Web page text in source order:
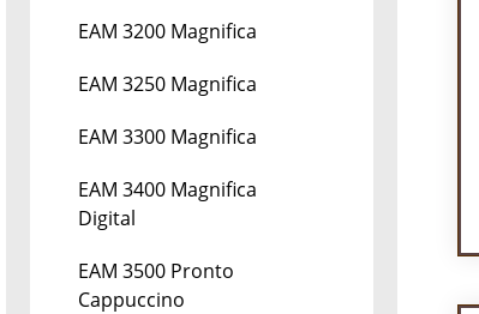
EAM 3200 Magnifica
EAM 3250 Magnifica
EAM 3300 Magnifica
EAM 3400 Magnifica
Digital
EAM 3500 Pronto
Cappuccino